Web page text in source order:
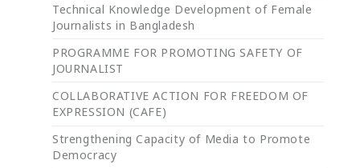
Technical Knowledge Development of Female
Journalists in Bangladesh
PROGRAMME FOR PROMOTING SAFETY OF
JOURNALIST
COLLABORATIVE ACTION FOR FREEDOM OF
EXPRESSION (CAFE)
Strengthening Capacity of Media to Promote
Democracy